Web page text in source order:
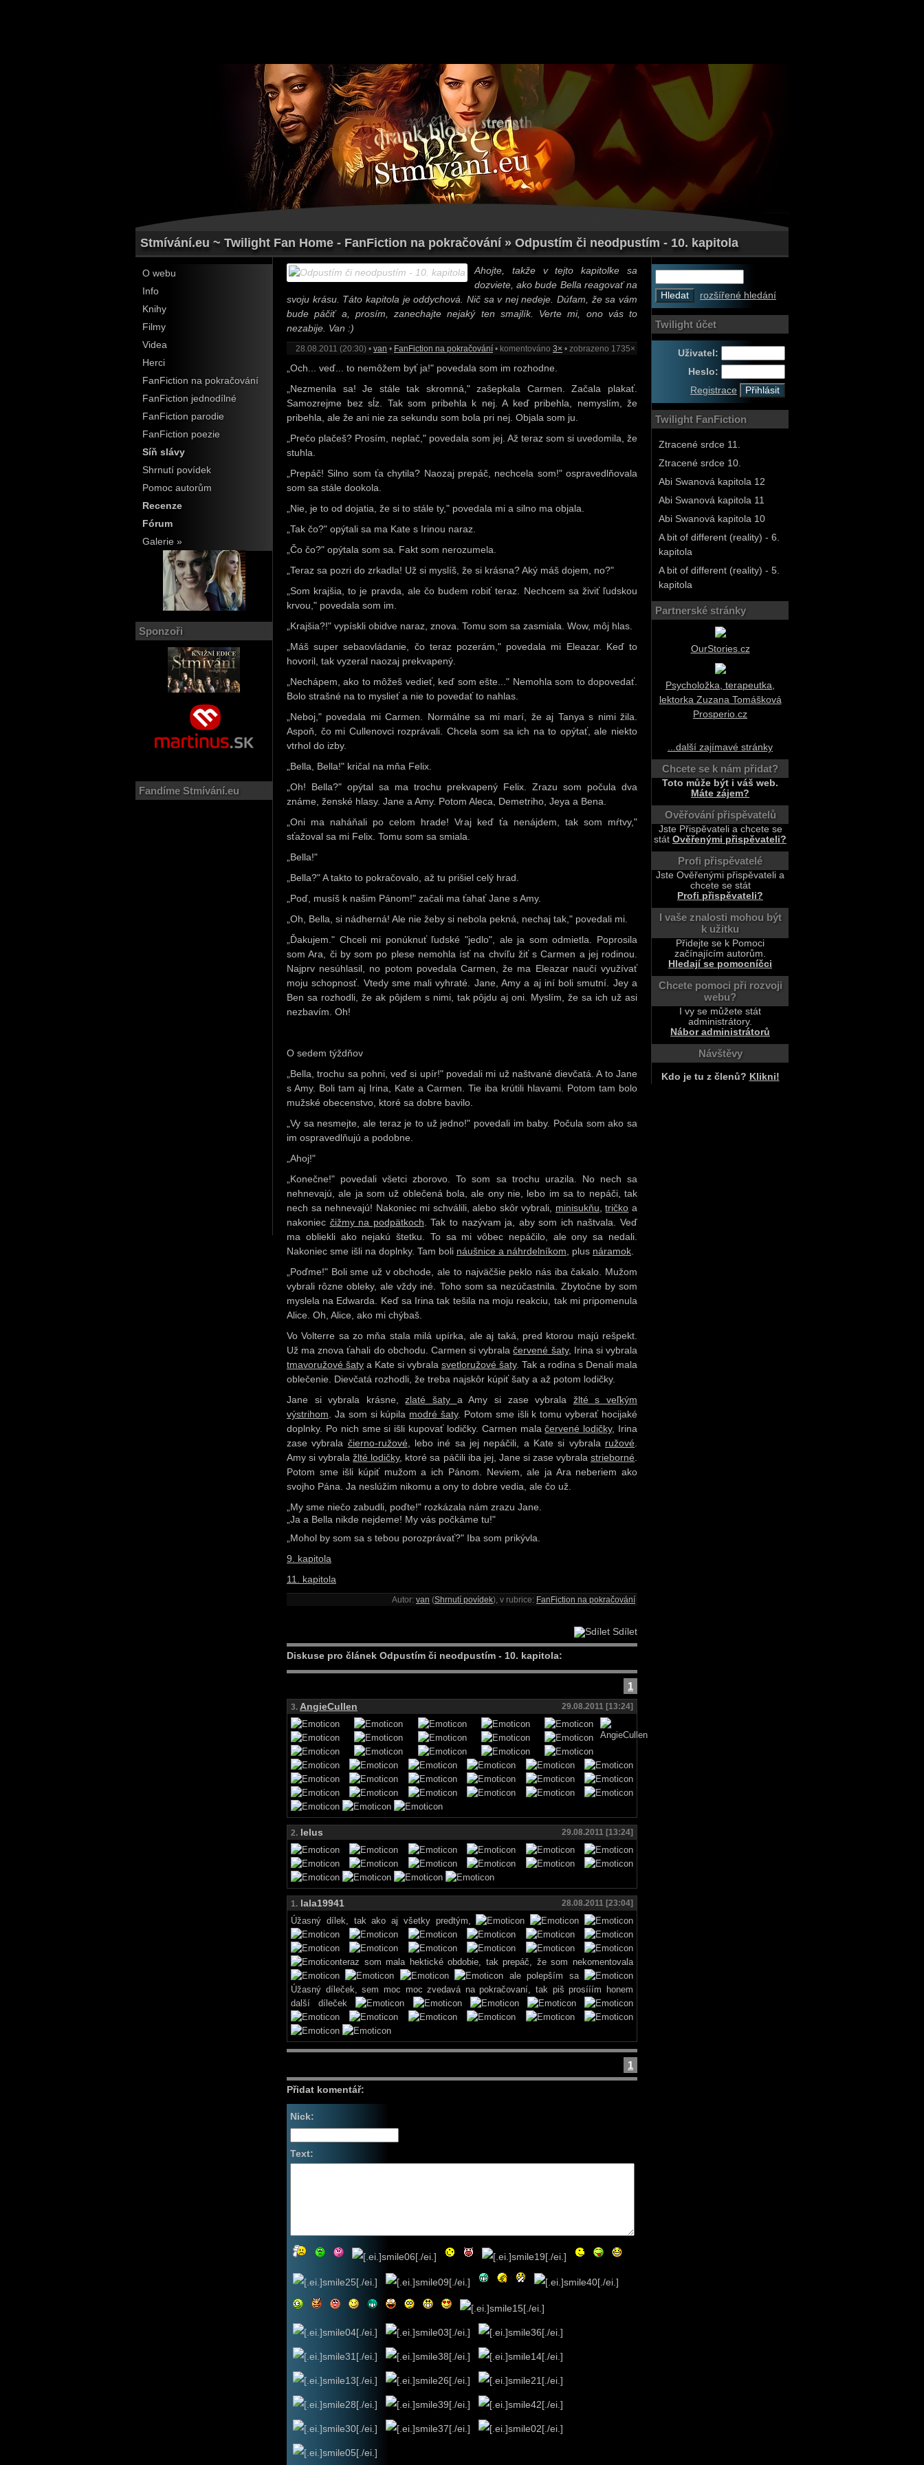
Stmívání.eu ~ Twilight Fan Home - FanFiction na pokračování » Odpustím či neodpustím - 10. kapitola
O webu
Info
Knihy
Filmy
Videa
Herci
FanFiction na pokračování
FanFiction jednodílné
FanFiction parodie
FanFiction poezie
Síň slávy
Shrnutí povídek
Pomoc autorům
Recenze
Fórum
Galerie »
Sponzoři
Fandíme Stmívání.eu
Ahojte, takže v tejto kapitolke sa
dozviete, ako bude Bella reagovať na
svoju krásu. Táto kapitola je oddychová. Nič sa v nej nedeje. Dúfam, že sa vám
bude páčiť a, prosím, zanechajte nejaký ten smajlík. Verte mi, ono vás to
nezabije. Van :)
28.08.2011 (20:30) • van • FanFiction na pokračování • komentováno 3× • zobrazeno 1735×
„Och... veď... to nemôžem byť ja!" povedala som im rozhodne.
„Nezmenila sa! Je stále tak skromná," zašepkala Carmen. Začala plakať.
Samozrejme bez sĺz. Tak som pribehla k nej. A keď pribehla, nemyslím, že
pribehla, ale že ani nie za sekundu som bola pri nej. Objala som ju.
„Prečo plačeš? Prosím, neplač," povedala som jej. Až teraz som si uvedomila, že
stuhla.
„Prepáč! Silno som ťa chytila? Naozaj prepáč, nechcela som!" ospravedlňovala
som sa stále dookola.
„Nie, je to od dojatia, že si to stále ty," povedala mi a silno ma objala.
„Tak čo?" opýtali sa ma Kate s Irinou naraz.
„Čo čo?" opýtala som sa. Fakt som nerozumela.
„Teraz sa pozri do zrkadla! Už si myslíš, že si krásna? Aký máš dojem, no?"
„Som krajšia, to je pravda, ale čo budem robiť teraz. Nechcem sa živiť ľudskou
krvou," povedala som im.
„Krajšia?!" vypískli obidve naraz, znova. Tomu som sa zasmiala. Wow, môj hlas.
„Máš super sebaovládanie, čo teraz pozerám," povedala mi Eleazar. Keď to
hovoril, tak vyzeral naozaj prekvapený.
„Nechápem, ako to môžeš vedieť, keď som ešte..." Nemohla som to dopovedať.
Bolo strašné na to myslieť a nie to povedať to nahlas.
„Neboj," povedala mi Carmen. Normálne sa mi marí, že aj Tanya s nimi žila.
Aspoň, čo mi Cullenovci rozprávali. Chcela som sa ich na to opýtať, ale niekto
vtrhol do izby.
„Bella, Bella!" kričal na mňa Felix.
„Oh! Bella?" opýtal sa ma trochu prekvapený Felix. Zrazu som počula dva
známe, ženské hlasy. Jane a Amy. Potom Aleca, Demetriho, Jeya a Bena.
„Oni ma naháňali po celom hrade! Vraj keď ťa nenájdem, tak som mŕtvy,"
sťažoval sa mi Felix. Tomu som sa smiala.
„Bella!"
„Bella?" A takto to pokračovalo, až tu prišiel celý hrad.
„Poď, musíš k našim Pánom!" začali ma ťahať Jane s Amy.
„Oh, Bella, si nádherná! Ale nie žeby si nebola pekná, nechaj tak," povedali mi.
„Ďakujem." Chceli mi ponúknuť ľudské "jedlo", ale ja som odmietla. Poprosila
som Ara, či by som po plese nemohla ísť na chvíľu žiť s Carmen a jej rodinou.
Najprv nesúhlasil, no potom povedala Carmen, že ma Eleazar naučí využívať
moju schopnosť. Vtedy sme mali vyhraté. Jane, Amy a aj iní boli smutní. Jey a
Ben sa rozhodli, že ak pôjdem s nimi, tak pôjdu aj oni. Myslím, že sa ich už asi
nezbavím. Oh!
O sedem týždňov
„Bella, trochu sa pohni, veď si upír!" povedali mi už naštvané dievčatá. A to Jane
s Amy. Boli tam aj Irina, Kate a Carmen. Tie iba krútili hlavami. Potom tam bolo
mužské obecenstvo, ktoré sa dobre bavilo.
„Vy sa nesmejte, ale teraz je to už jedno!" povedali im baby. Počula som ako sa
im ospravedlňujú a podobne.
„Ahoj!"
„Konečne!" povedali všetci zborovo. To som sa trochu urazila. No nech sa
nehnevajú, ale ja som už oblečená bola, ale ony nie, lebo im sa to nepáči, tak
nech sa nehnevajú! Nakoniec mi schválili, alebo skôr vybrali, minisukňu,tričko a
nakoniec čižmy na podpätkoch. Tak to nazývam ja, aby som ich naštvala. Veď
ma obliekli ako nejakú štetku. To sa mi vôbec nepáčilo, ale ony sa nedali.
Nakoniec sme išli na doplnky. Tam boli náušnice a náhrdelníkom, plus náramok.
„Poďme!" Boli sme už v obchode, ale to najväčšie peklo nás iba čakalo. Mužom
vybrali rôzne obleky, ale vždy iné. Toho som sa nezúčastnila. Zbytočne by som
myslela na Edwarda. Keď sa Irina tak tešila na moju reakciu, tak mi pripomenula
Alice. Oh, Alice, ako mi chýbaš.
Vo Volterre sa zo mňa stala milá upírka, ale aj taká, pred ktorou majú rešpekt.
Už ma znova ťahali do obchodu. Carmen si vybralačervené šaty, Irina si vybrala
tmavoružové šaty a Kate si vybrala svetloružové šaty. Tak a rodina s Denali mala
oblečenie. Dievčatá rozhodli, že treba najskôr kúpiť šaty a až potom lodičky.
Jane si vybrala krásne,zlaté šaty a Amy si zase vybrala žlté s veľkým
výstrihom. Ja som si kúpila modré šaty. Potom sme išli k tomu vyberať hocijaké
doplnky. Po nich sme si išli kupovať lodičky. Carmen malačervené lodičky, Irina
zase vybrala čierno-ružové, lebo iné sa jej nepáčili, a Kate si vybrala ružové.
Amy si vybralažlté lodičky, ktoré sa páčili iba jej, Jane si zase vybralastrieborné.
Potom sme išli kúpiť mužom a ich Pánom. Neviem, ale ja Ara neberiem ako
svojho Pána. Ja neslúžim nikomu a ony to dobre vedia, ale čo už.
„My sme niečo zabudli, poďte!" rozkázala nám zrazu Jane.
„Ja a Bella nikde nejdeme! My vás počkáme tu!"
„Mohol by som sa s tebou porozprávať?" Iba som prikývla.
9. kapitola
11. kapitola
Autor: van (Shrnutí povídek), v rubrice: FanFiction na pokračování
Sdílet
Diskuse pro článek Odpustím či neodpustím - 10. kapitola:
1
3. AngieCullen 29.08.2011 [13:24]
2. lelus 29.08.2011 [13:24]
1. lala19941 28.08.2011 [23:04]
Úžasný dílek, tak ako aj všetky predtým,
teraz som mala hektické obdobie, tak prepáč, že som nekomentovala
ale polepším sa
Úžasný díleček, sem moc moc zvedavá na pokračovaní, tak piš prosííím honem
další díleček
1
Přidat komentář:
Nick:
Text:
rozšířené hledání
Twilight účet
Uživatel:
Heslo:
Registrace
Twilight FanFiction
Ztracené srdce 11.
Ztracené srdce 10.
Abi Swanová kapitola 12
Abi Swanová kapitola 11
Abi Swanová kapitola 10
A bit of different (reality) - 6.
kapitola
A bit of different (reality) - 5.
kapitola
Partnerské stránky
OurStories.cz
Psycholožka, terapeutka,
lektorka Zuzana Tomášková
Prosperio.cz
...další zajímavé stránky
Chcete se k nám přidat?
Toto může být i váš web.
Máte zájem?
Ověřování přispěvatelů
Jste Přispěvateli a chcete se
stát Ověřenými přispěvateli?
Profi přispěvatelé
Jste Ověřenými přispěvateli a
chcete se stát
Profi přispěvateli?
I vaše znalosti mohou být
k užitku
Přidejte se k Pomoci
začínajícím autorům.
Hledají se pomocníčci
Chcete pomoci při rozvoji
webu?
I vy se můžete stát
administrátory.
Nábor administrátorů
Návštěvy
Kdo je tu z členů? Klikni!